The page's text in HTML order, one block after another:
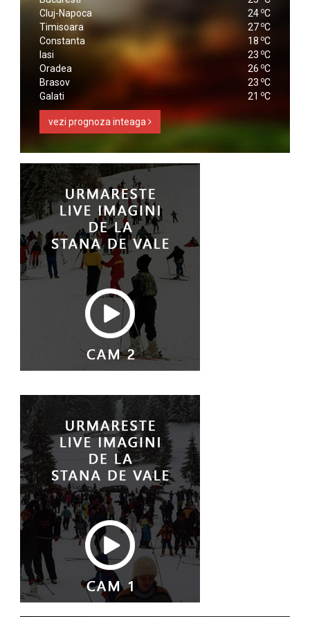
Cluj-Napoca
24 oC
Timisoara
27 oC
Constanta
18 oC
Iasi
23 oC
Oradea
26 oC
Brasov
23 oC
Galati
21 oC
vezi prognoza inteaga